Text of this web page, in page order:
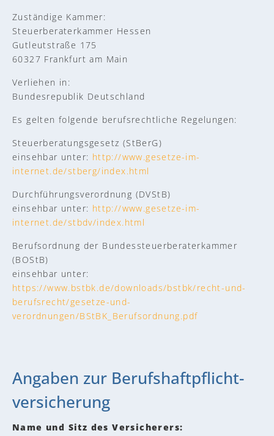
Zuständige Kammer:
Steuerberaterkammer Hessen
Gutleutstraße 175
60327 Frankfurt am Main
Verliehen in:
Bundesrepublik Deutschland
Es gelten folgende berufsrechtliche Regelungen:
Steuerberatungsgesetz (StBerG)
einsehbar unter: http://www.gesetze-im-
internet.de/stberg/index.html
Durchführungsverordnung (DVStB)
einsehbar unter: http://www.gesetze-im-
internet.de/stbdv/index.html
Berufsordnung der Bundessteuerberaterkammer
(BOStB)
einsehbar unter:
https://www.bstbk.de/downloads/bstbk/recht-und-
berufsrecht/gesetze-und-
verordnungen/BStBK_Berufsordnung.pdf
Angaben zur Berufs­haftpflicht­
versicherung
Name und Sitz des Versicherers: